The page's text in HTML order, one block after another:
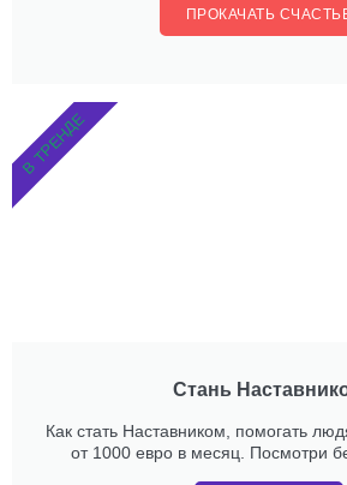
ПРОКАЧАТЬ
Стань
Как стать Наставником, помогать
от 1000 евро в месяц. Посмотри
В ТРЕНДЕ